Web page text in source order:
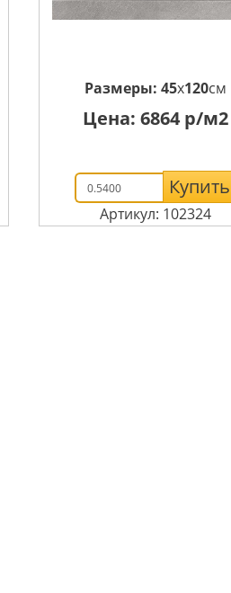
Размеры: 45x120см
Цена: 6864р/м2
Купить
Артикул: 102324